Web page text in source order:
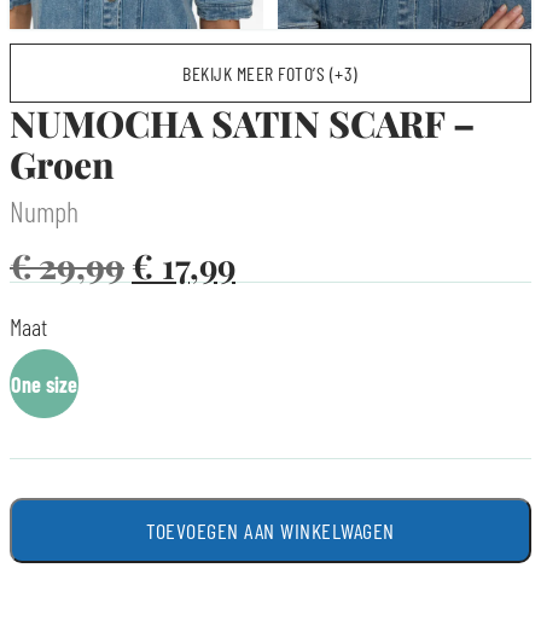
BEKIJK MEER FOTO’S (+3)
NUMOCHA SATIN SCARF –
Groen
Numph
€29,99€ 17,99
Maat
One size
TOEVOEGEN AAN WINKELWAGEN